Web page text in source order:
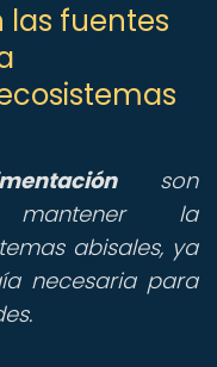
las fuentes
son
mantener la
abisales, ya
necesaria para